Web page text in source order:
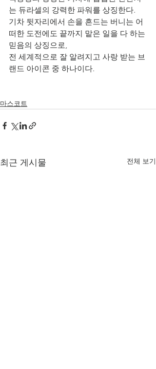
는 듀라셀의 강력한 파워를 상징한다.
기차 뒷자리에서 손을 흔드는 버니는 어
떠한 도전에도 끝까지 맡은 일을 다 하는
믿음의 상징으로,
전 세계적으로 잘 알려지고 사랑 받는 브
랜드 아이콘 중 하나이다.
마스코트
최근 게시물 전체 보기